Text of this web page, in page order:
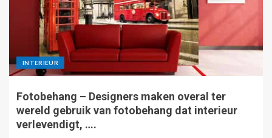
INTERIEUR
Fotobehang – Designers maken overal ter
wereld gebruik van fotobehang dat interieur
verlevendigt, ….